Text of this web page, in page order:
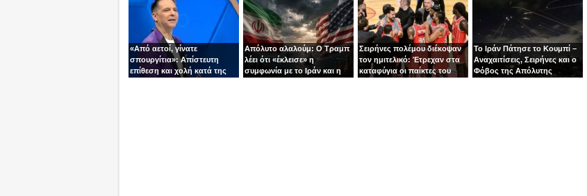
συντρίμμια
«Από αετοί, γίνατε
σπουργίτια»: Απίστευτη
επίθεση και χολή κατά της
Απόλυτο αλαλούμ: Ο Τραμπ
λέει ότι «έκλεισε» η
συμφωνία με το Ιράν και η
Σειρήνες πολέμου διέκοψαν
τον ημιτελικό: Έτρεχαν στα
καταφύγια οι παίκτες του
Το Ιράν Πάτησε το Κουμπί –
Αναχαιτίσεις, Σειρήνες και ο
Φόβος της Απόλυτης